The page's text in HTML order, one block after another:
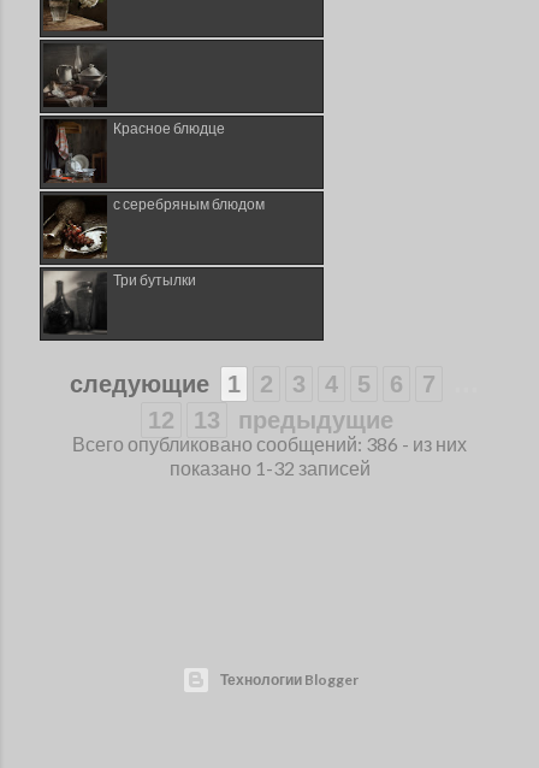
Красное блюдце
с серебряным блюдом
Три бутылки
следующие 1 2 3 4 5 6 7
12 13 предыдущие
Всего опубликовано сообщений: 386 - из них
показано 1-32 записей
Технологии Blogger